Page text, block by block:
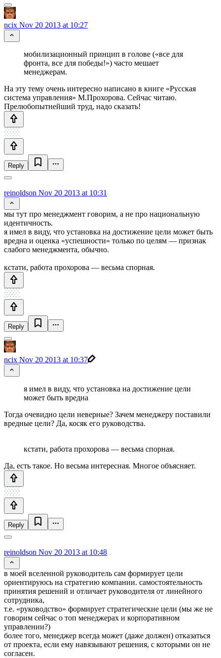
ncix Nov 20 2013 at 10:27
мобилизационный принцип в голове («все для
фронта, все для победы!») часто мешает
менеджерам.
На эту тему очень интересно написано в книге «Русская
система управления» М.Прохорова. Сейчас читаю.
Прелюбопытнейший труд, надо сказать!
Reply
reinoldson Nov 20 2013 at 10:31
мы тут про менеджмент говорим, а не про национальную
идентичность.
я имел в виду, что установка на достижение цели может быть
вредна и оценка «успешности» только по целям — признак
слабого менеджмента, обычно.
кстати, работа прохорова — весьма спорная.
Reply
ncix Nov 20 2013 at 10:37
я имел в виду, что установка на достижение цели
может быть вредна
Тогда очевидно цели неверные? Зачем менеджеру поставили
вредные цели? Да, косяк его руководства.
кстати, работа прохорова — весьма спорная.
Да, есть такое. Но весьма интересная. Многое объясняет.
Reply
reinoldson Nov 20 2013 at 10:48
в моей вселенной руководитель сам формирует цели
ориентируюсь на стратегию компании. самостоятельность
принятия решений и отличает руководителя от линейного
сотрудника,
т.е. «руководство» формирует стратегические цели (мы же не
говорим сейчас о топ менеджерах и корпоративном
управлении?)
более того, менеджер всегда может (даже должен) отказаться
от проекта, если ему навязывают решения, с которыми он не
согласен.